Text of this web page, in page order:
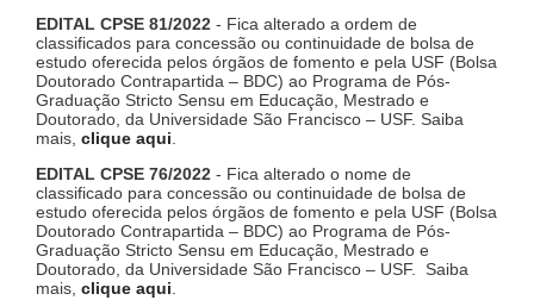
EDITAL CPSE 81/2022 - Fica alterado a ordem de
classificados para concessão ou continuidade de bolsa de
estudo oferecida pelos órgãos de fomento e pela USF (Bolsa
Doutorado Contrapartida – BDC) ao Programa de Pós-
Graduação Stricto Sensu em Educação, Mestrado e
Doutorado, da Universidade São Francisco – USF. Saiba
mais, clique aqui.
EDITAL CPSE 76/2022 - Fica alterado o nome de
classificado para concessão ou continuidade de bolsa de
estudo oferecida pelos órgãos de fomento e pela USF (Bolsa
Doutorado Contrapartida – BDC) ao Programa de Pós-
Graduação Stricto Sensu em Educação, Mestrado e
Doutorado, da Universidade São Francisco – USF. Saiba
mais, clique aqui.